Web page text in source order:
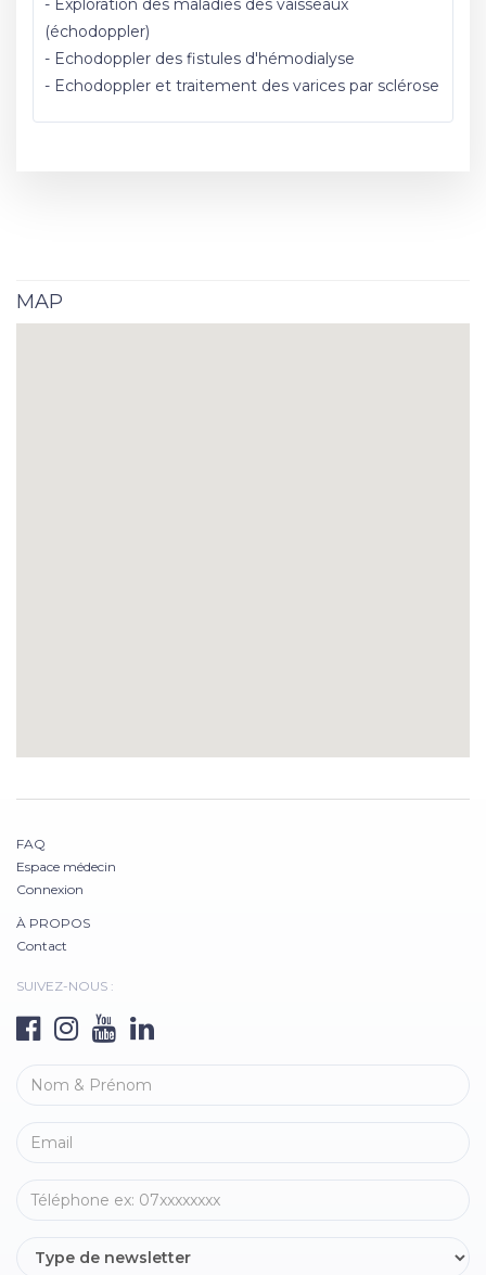
- Exploration des maladies des vaisseaux
(échodoppler)
- Echodoppler des fistules d'hémodialyse
- Echodoppler et traitement des varices par sclérose
MAP
FAQ
Espace médecin
Connexion
À PROPOS
Contact
SUIVEZ-NOUS :